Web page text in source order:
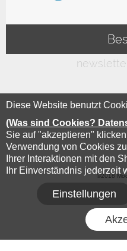
Diese Website benutzt
(Was sind Cookies?
Sie auf "akzeptieren"
Verwendung von Cookies
Ihrer Interaktionen mit den
Ihr Einverständnis jederzeit
Einstellungen
©2018